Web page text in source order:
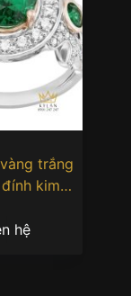
trắng
kim
hệ